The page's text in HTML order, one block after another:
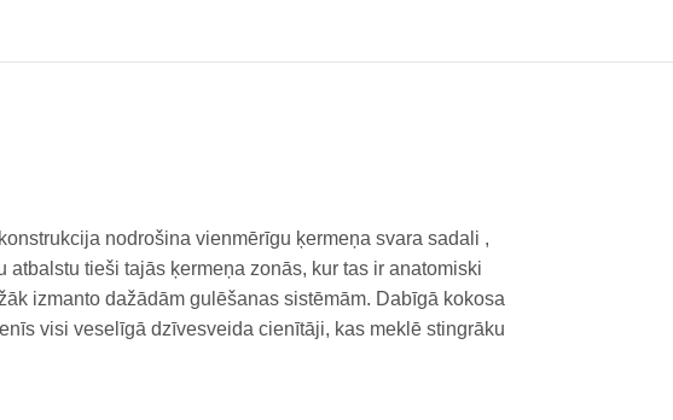
nodrošina vienmērīgu ķermeņa svara sadali ,
tieši tajās ķermeņa zonās, kur tas ir anatomiski
izmanto dažādām gulēšanas sistēmām. Dabīgā kokosa
visi veselīgā dzīvesveida cienītāji, kas meklē stingrāku